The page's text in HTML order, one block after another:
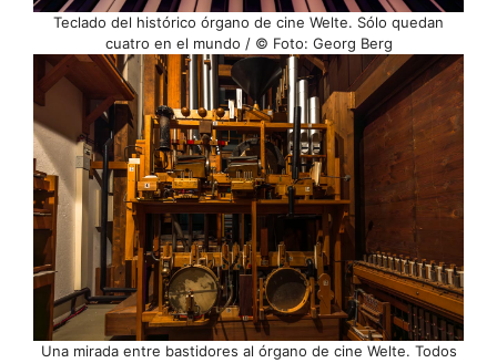
Teclado del histórico órgano de cine Welte. Sólo quedan
cuatro en el mundo / © Foto: Georg Berg
Una mirada entre bastidores al órgano de cine Welte. Todos